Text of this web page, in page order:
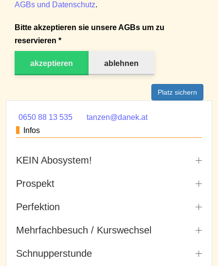
AGBs und Datenschutz.
Bitte akzeptieren sie unsere AGBs um zu
reservieren *
akzeptieren ablehnen
Platz sichern
0650 88 13 535
tanzen@danek.at
Infos
KEIN Abosystem!
Prospekt
Perfektion
Mehrfachbesuch / Kurswechsel
Schnupperstunde